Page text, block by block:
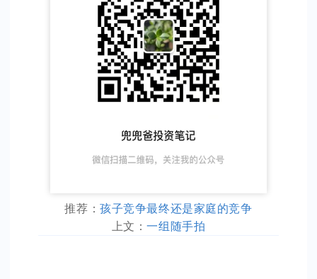
推荐：孩子竞争最终还是家庭的竞争
上文：一组随手拍